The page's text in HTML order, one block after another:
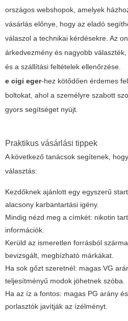
országos webshopok, amelyek
vásárlás előnye, hogy az eladó
válaszol a technikai kérdésekre. Az
árkedvezmény és nagyobb
és a szállítási feltételek ellenőrzése.
e cigi eger-hez kötődően érdemes
boltokat, ahol a személyre szabott
gyors segítséget nyújt.
Praktikus vásárlási tippek
A következő tanácsok segítenek,
választás:
Kezdőknek ajánlott egy egyszerű
alacsony karbantartási igény.
Mindig nézd meg a címkét: nikotin
információk.
Kerüld az ismeretlen forrásból
bevizsgált, megbízható márkákat.
Ha sok gőzt szeretnél: magas VG
teljesítményű modok jöhetnek szóba.
Ha az íz a fontos: magas PG arány
porlasztók javítják az ízélményt.